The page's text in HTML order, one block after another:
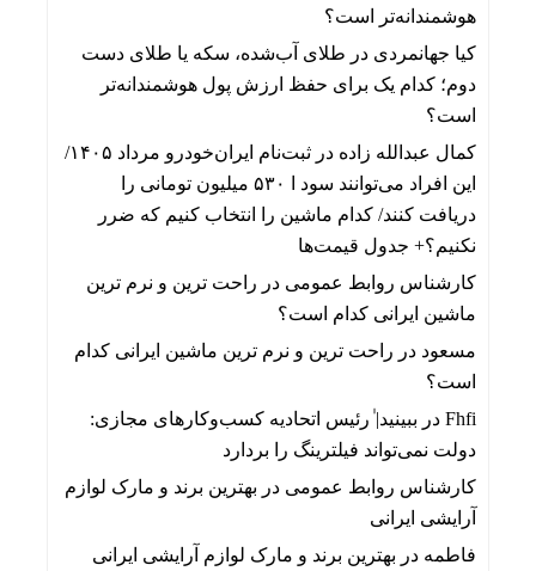
هوشمندانه‌تر است؟
کیا جهانمردی در طلای آب‌شده، سکه یا طلای دست
دوم؛ کدام یک برای حفظ ارزش پول هوشمندانه‌تر
است؟
کمال عبدالله زاده در
ثبت‌نام ایران‌خودرو مرداد ۱۴۰۵/
این افراد می‌توانند سود ا ۵۳۰ میلیون تومانی را
دریافت کنند/ کدام ماشین را انتخاب کنیم که ضرر
نکنیم؟+ جدول قیمت‌ها
کارشناس روابط عمومی در راحت ترین و نرم ترین
ماشین ایرانی کدام است؟
مسعود در راحت ترین و نرم ترین ماشین ایرانی کدام
است؟
Fhfi در ببینید| ٰرئیس اتحادیه کسب‌وکارهای مجازی:
دولت نمی‌تواند فیلترینگ را بردارد
کارشناس روابط عمومی در بهترین برند و مارک لوازم
آرایشی ایرانی
فاطمه در بهترین برند و مارک لوازم آرایشی ایرانی